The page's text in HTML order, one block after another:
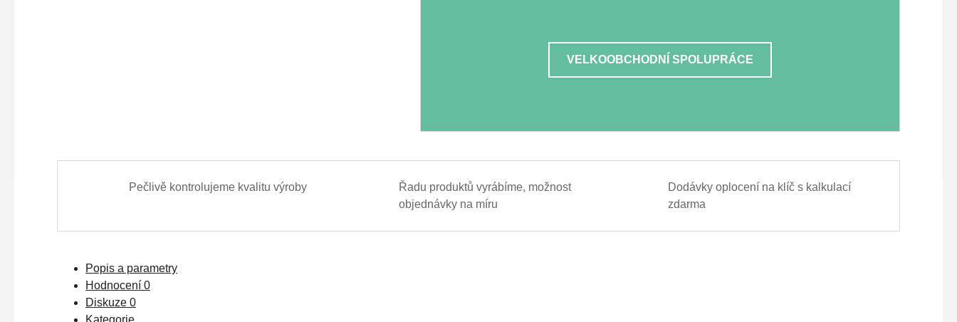
VELKOOBCHODNÍ SPOLUPRÁCE
Pečlivě kontrolujeme kvalitu výroby
Řadu produktů vyrábíme, možnost
objednávky na míru
Dodávky oplocení na klíč s kalkulací
zdarma
Popis a parametry
Hodnocení 0
Diskuze 0